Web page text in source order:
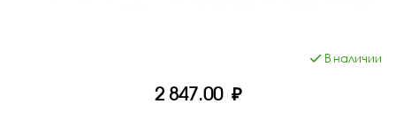
В наличии
2 847.00 ₽